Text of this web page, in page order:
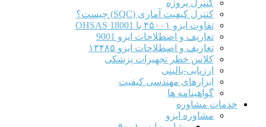
کنترل پروژه
کنترل کیفیت آماری (SQC) چیست؟
تفاوت ایزو ۴۵۰۰۱ با OHSAS 18001
تعاریف و اصطلاحات ایزو 9001
تعاریف و اصطلاحات ایزو ۱۳۴۸۵
کلاس خطر تجهیزات پزشکی
ارزیابی-بالینی
ابزارهای مهندسی کیفیت
گواهینامه ها
خدمات مشاوره
مشاوره ایزو